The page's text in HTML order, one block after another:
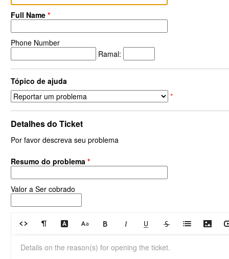
Full Name *
Phone Number
Ramal:
Tópico de ajuda
*
Detalhes do Ticket
Por favor descreva seu problema
Resumo do problema *
Valor a Ser cobrado